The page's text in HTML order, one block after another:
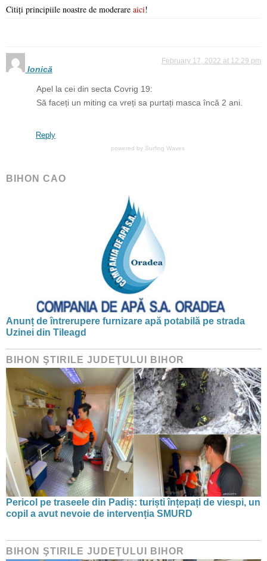
Citiți principiile noastre de moderare aici!
Ionică
February 17, 2022 at 12:29 pm
Apel la cei din secta Covrig 19:
Să faceți un miting ca vreți sa purtați masca încă 2 ani.
Reply
powered by Surfing Waves
BIHON CAO
Anunț de întrerupere furnizare apă potabilă pe strada
Uzinei din Tileagd
BIHON ŞTIRILE JUDEŢULUI BIHOR
Pericol pe traseele din Padiș: turiști înțepați de viespi, un
copil a avut nevoie de intervenția SMURD
BIHON ŞTIRILE JUDEŢULUI BIHOR